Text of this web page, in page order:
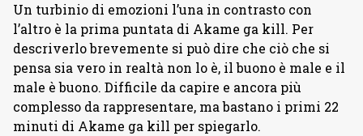
Un turbinio di emozioni l’una in contrasto con
l’altro è la prima puntata di Akame ga kill. Per
descriverlo brevemente si può dire che ciò che si
pensa sia vero in realtà non lo è, il buono è male e il
male è buono. Difficile da capire e ancora più
complesso da rappresentare, ma bastano i primi 22
minuti di Akame ga kill per spiegarlo.